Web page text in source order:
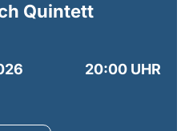
Quintett
20:00 UHR